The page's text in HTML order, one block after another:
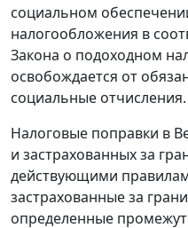
социальном
налогообложения в
Закона о подоходном
освобождается от
социальные отчисления.
Налоговые поправки в
и застрахованных за
действующими
застрахованные за
определенные